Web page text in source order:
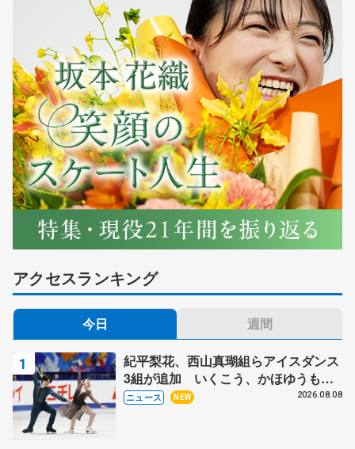
アクセスランキング
今日 週間
紀平梨花、西山真瑚組らアイスダンス
3組が追加 いくこう、かほゆうも、
木下グループ杯
ニュース NEW 2026.08.08